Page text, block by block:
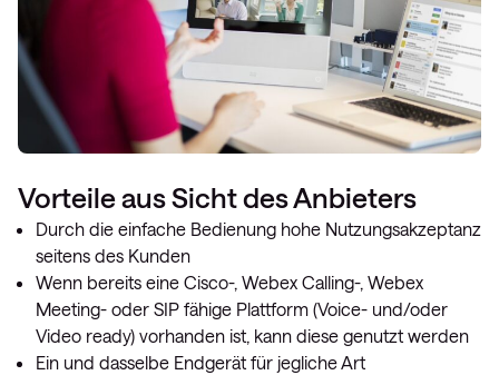
Vorteile aus Sicht des Anbieters
Durch die einfache Bedienung hohe Nutzungsakzeptanz
seitens des Kunden
Wenn bereits eine Cisco-, Webex Calling-, Webex
Meeting- oder SIP fähige Plattform (Voice- und/oder
Video ready) vorhanden ist, kann diese genutzt werden
Ein und dasselbe Endgerät für jegliche Art